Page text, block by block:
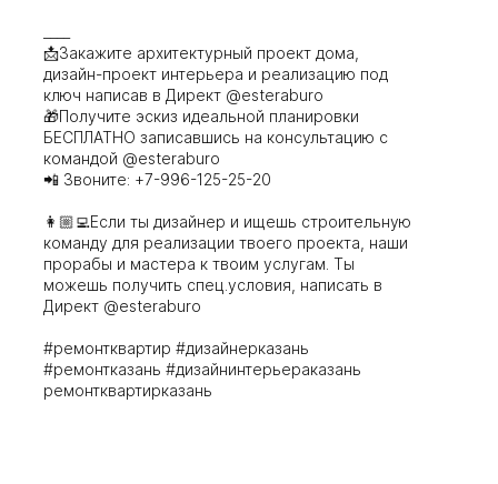
📩Закажите архитектурный проект дома,
дизайн-проект интерьера и реализацию под
ключ написав в Директ @esteraburo
🎁Получите эскиз идеальной планировки
БЕСПЛАТНО записавшись на консультацию с
командой @esteraburo
📲 Звоните: +7-996-125-25-20
👩🏼‍💻Если ты дизайнер и ищешь строительную
команду для реализации твоего проекта, наши
прорабы и мастера к твоим услугам. Ты
можешь получить спец.условия, написать в
Директ @esteraburo
#ремонтквартир #дизайнерказань
#ремонтказань #дизайнинтерьераказань
ремонтквартирказань